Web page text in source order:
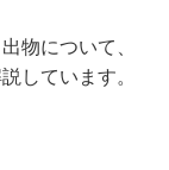
物について、
しています。